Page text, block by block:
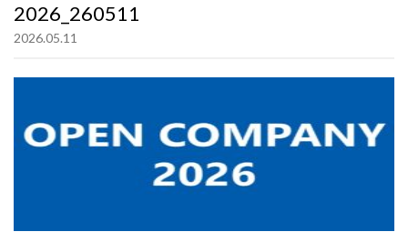
2026_260511
2026.05.11